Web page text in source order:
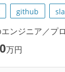
github
ンジニア／プ
万円